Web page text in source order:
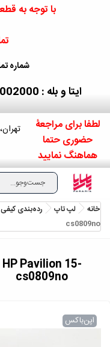
با توجه به
شماره تماس :
ایتا و بله : 09207002000
لطفا برای مراجعۀ
حضوری حتما
هماهنگ نمایید
خانه لپ تاپ رده‌بندی کیفی
cs0809no
HP Pavilion 15-
cs0809no
اپن‌باکس